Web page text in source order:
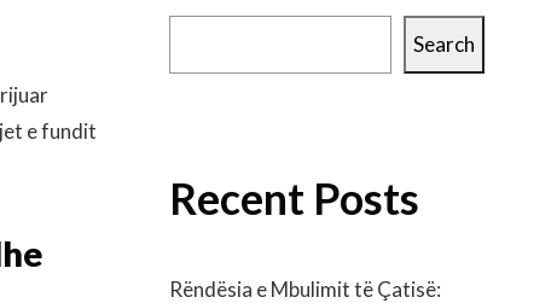
e fundit
Search
Recent Posts
Rëndësia e Mbulimit të Çatisë: